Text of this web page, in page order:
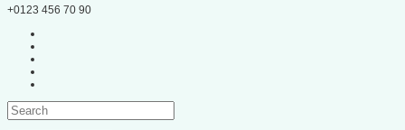
+0123 456 70 90